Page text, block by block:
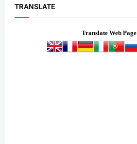
TRANSLATE
Translate Web Page